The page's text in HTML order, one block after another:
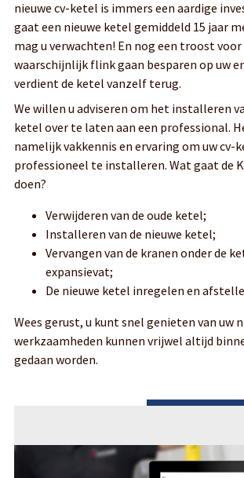
nieuwe cv-ketel is immers een aardige
gaat een nieuwe ketel gemiddeld 15 jaar
mag u verwachten! En nog een troost voor
waarschijnlijk flink gaan besparen op uw
verdient de ketel vanzelf terug.
We willen u adviseren om het installeren
ketel over te laten aan een professional.
namelijk vakkennis en ervaring om uw cv-
professioneel te installeren. Wat gaat de
doen?
Verwijderen van de oude ketel;
Installeren van de nieuwe ketel;
Vervangen van de kranen onder de
expansievat;
De nieuwe ketel inregelen en
Wees gerust, u kunt snel genieten van uw
werkzaamheden kunnen vrijwel altijd
gedaan worden.